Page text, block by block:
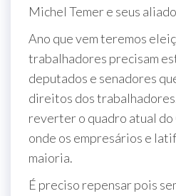
Michel Temer e seus
Ano que vem teremos
trabalhadores precisam
deputados e senadores
direitos dos
reverter o quadro atual
onde os empresários e
maioria.
É preciso repensar pois